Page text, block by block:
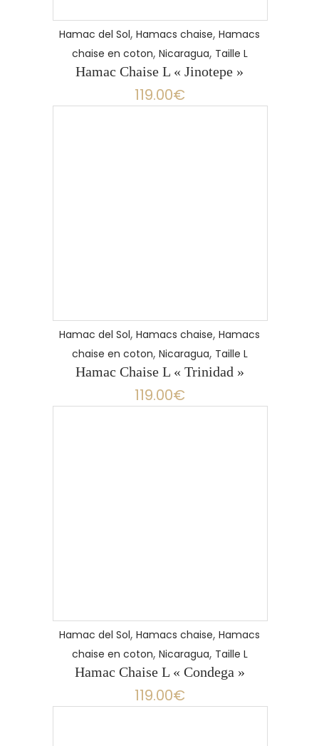
Hamac del Sol, Hamacs chaise, Hamacs
chaise en coton, Nicaragua, Taille L
Hamac Chaise L « Jinotepe »
119.00€
Hamac del Sol, Hamacs chaise, Hamacs
chaise en coton, Nicaragua, Taille L
Hamac Chaise L « Trinidad »
119.00€
Hamac del Sol, Hamacs chaise, Hamacs
chaise en coton, Nicaragua, Taille L
Hamac Chaise L « Condega »
119.00€